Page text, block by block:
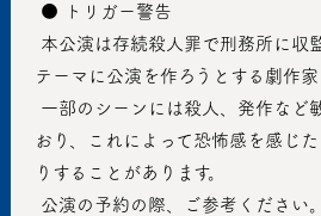
● トリガー警告
テーマに公演を作ろうとする劇作家
おり、これによって恐怖感を感じ
りすることがあります。
公演の予約の際、ご参考ください。